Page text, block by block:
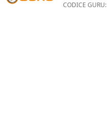
CODICE GURU: